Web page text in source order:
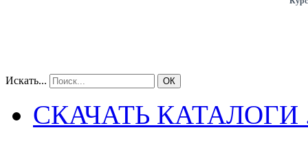
Искать... ОК
СКАЧАТЬ КАТАЛОГИ